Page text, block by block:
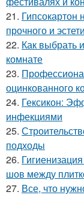
21. Гипсокартон
прочного и
22. Как выбрать
комнате
23.
оцинкованного
24. Гексикон:
инфекциями
25.
подходы
26.
шов между
27. Все, что